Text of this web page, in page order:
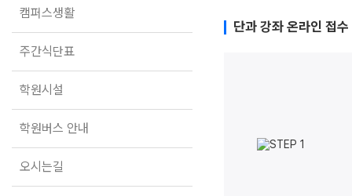
주간식단표
학원시설
학원버스 안내
오시는길
공지사항
방문상담 예약
고객센터
캠퍼스생활
주간식단표
학원시설
학원버스 안내
오시는길
단과 강좌 온라인 접